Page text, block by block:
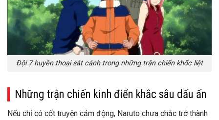
Đội 7 huyền thoại sát cánh trong những trận chiến khốc liệt
Những trận chiến kinh điển khắc sâu dấu ấn
Nếu chỉ có cốt truyện cảm động, Naruto chưa chắc trở thành